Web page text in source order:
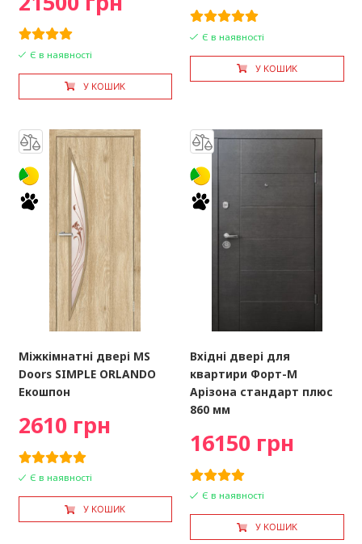
Є в наявності
У КОШИК
Є в наявності
У КОШИК
Міжкімнатні двері MS
Doors SIMPLE ORLANDO
Екошпон
2610 грн
Є в наявності
У КОШИК
Вхідні двері для
квартири Форт-М
Арізона стандарт плюс
860 мм
16150 грн
Є в наявності
У КОШИК